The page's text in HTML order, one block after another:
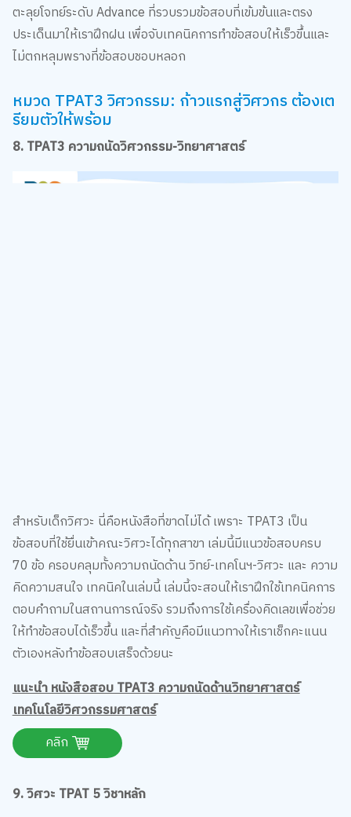
ตะลุยโจทย์ระดับ Advance ที่รวบรวมข้อสอบที่เข้มข้นและตรง
ประเด็นมาให้เราฝึกฝน เพื่อจับเทคนิคการทำข้อสอบให้เร็วขึ้นและ
ไม่ตกหลุมพรางที่ข้อสอบชอบหลอก
หมวด TPAT3 วิศวกรรม: ก้าวแรกสู่วิศวกร ต้องเต
รียมตัวให้พร้อม
8. TPAT3 ความถนัดวิศวกรรม-วิทยาศาสตร์
สำหรับเด็กวิศวะ นี่คือหนังสือที่ขาดไม่ได้ เพราะ TPAT3 เป็น
ข้อสอบที่ใช้ยื่นเข้าคณะวิศวะได้ทุกสาขา เล่มนี้มีแนวข้อสอบครบ
70 ข้อ ครอบคลุมทั้งความถนัดด้าน วิทย์-เทคโนฯ-วิศวะ และ ความ
คิดความสนใจ เทคนิคในเล่มนี้ เล่มนี้จะสอนให้เราฝึกใช้เทคนิคการ
ตอบคำถามในสถานการณ์จริง รวมถึงการใช้เครื่องคิดเลขเพื่อช่วย
ให้ทำข้อสอบได้เร็วขึ้น และที่สำคัญคือมีแนวทางให้เราเช็กคะแนน
ตัวเองหลังทำข้อสอบเสร็จด้วยนะ
แนะนำ หนังสือสอบ TPAT3 ความถนัดด้านวิทยาศาสตร์
เทคโนโลยีวิศวกรรมศาสตร์
คลิก
9. วิศวะ TPAT 5 วิชาหลัก